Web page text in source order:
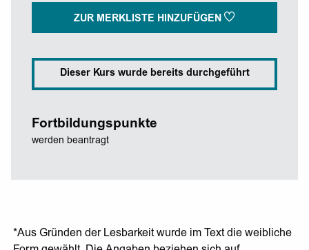
ZUR MERKLISTE HINZUFÜGEN
Dieser Kurs wurde bereits durchgeführt
Fortbildungspunkte
werden beantragt
*Aus Gründen der Lesbarkeit wurde im Text die weibliche